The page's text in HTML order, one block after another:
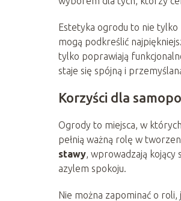
Estetyka ogrodu to nie
mogą podkreślić
tylko poprawiają
staje się spójną i
Korzyści dla
Ogrody to miejsca, w
pełnią ważną rolę w
stawy , wprowadzają
azylem spokoju.
Nie można zapominać o roli,